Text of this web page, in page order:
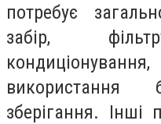
потребує
забір,
використання
зберігання. Інші